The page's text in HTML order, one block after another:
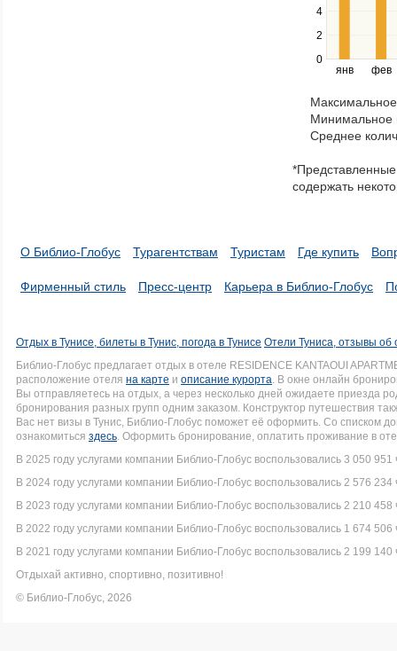
янв фев
0
2
4
the
and
right
navigate
through
items
a
series.
Минимальное
Среднее
содержать
О Библио-Глобус Турагентствам Туристам Где купить
Фирменный стиль Пресс-центр Карьера в Библио-Глобус
Отдых в Тунисе, билеты в Тунис, погода в Тунисе Отели Туниса, отзывы об
Библио-Глобус предлагает отдых в отеле RESIDENCE KANTAOUI
расположение отеля на карте и описание курорта. В окне онлайн
Вы отправляетесь на отдых, а через несколько дней ожидаете приезда
бронирования разных групп одним заказом. Конструктор путешествия
Вас нет визы в Тунис, Библио-Глобус поможет её оформить. Со
ознакомиться здесь. Оформить бронирование, оплатить проживание в
В 2025 году услугами компании Библио-Глобус воспользовались 3 050 951
В 2024 году услугами компании Библио-Глобус воспользовались 2 576 234
В 2023 году услугами компании Библио-Глобус воспользовались 2 210 458
В 2022 году услугами компании Библио-Глобус воспользовались 1 674 506
В 2021 году услугами компании Библио-Глобус воспользовались 2 199 140
Отдыхай активно, спортивно, позитивно!
© Библио-Глобус, 2026